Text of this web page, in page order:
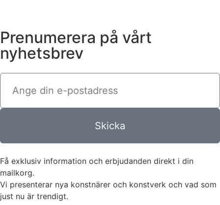
Prenumerera på vårt
nyhetsbrev
Skicka
Få exklusiv information och erbjudanden direkt i din
mailkorg.
Vi presenterar nya konstnärer och konstverk och vad som
just nu är trendigt.